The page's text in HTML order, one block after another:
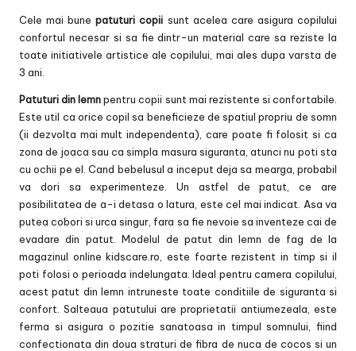
Cele mai bunepatuturi copii sunt acelea care asigura copilului
confortul necesar si sa fie dintr-un material care sa reziste la
toate initiativele artistice ale copilului, mai ales dupa varsta de
3 ani.
Patuturi din lemnpentru copii sunt mai rezistente si confortabile.
Este util ca orice copil sa beneficieze de spatiul propriu de somn
(ii dezvolta mai mult independenta), care poate fi folosit si ca
zona de joaca sau ca simpla masura siguranta, atunci nu poti sta
cu ochii pe el. Cand bebelusul a inceput deja sa mearga, probabil
va dori sa experimenteze. Un astfel de patut, ce are
posibilitatea de a-i detasa o latura, este cel mai indicat. Asa va
putea cobori si urca singur, fara sa fie nevoie sa inventeze cai de
evadare din patut. Modelul de patut din lemn de fag de la
magazinul online kidscare.ro, este foarte rezistent in timp si il
poti folosi o perioada indelungata. Ideal pentru camera copilului,
acest patut din lemn intruneste toate conditiile de siguranta si
confort. Salteaua patutului are proprietatii antiumezeala, este
ferma si asigura o pozitie sanatoasa in timpul somnului, fiind
confectionata din doua straturi de fibra de nuca de cocos si un